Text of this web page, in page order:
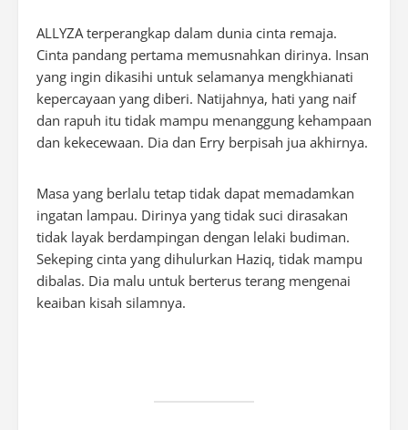
ALLYZA terperangkap dalam dunia cinta remaja.
Cinta pandang pertama memusnahkan dirinya. Insan
yang ingin dikasihi untuk selamanya mengkhianati
kepercayaan yang diberi. Natijahnya, hati yang naif
dan rapuh itu tidak mampu menanggung kehampaan
dan kekecewaan. Dia dan Erry berpisah jua akhirnya.
Masa yang berlalu tetap tidak dapat memadamkan
ingatan lampau. Dirinya yang tidak suci dirasakan
tidak layak berdampingan dengan lelaki budiman.
Sekeping cinta yang dihulurkan Haziq, tidak mampu
dibalas. Dia malu untuk berterus terang mengenai
keaiban kisah silamnya.